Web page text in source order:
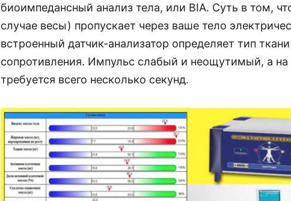
биоимпедансный анализ тела, или BIA. Суть в том,
случае весы) пропускает через ваше тело
встроенный датчик-анализатор определяет тип
сопротивления. Импульс слабый и неощутимый, а на
требуется всего несколько секунд.